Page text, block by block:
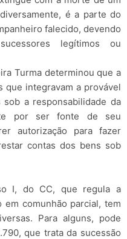
é a parte do
falecido, devendo
legítimos ou
Turma determinou que a
que integravam a provável
a responsabilidade da
por ser fonte de seu
autorização para fazer
contas dos bens sob
I, do CC, que regula a
em comunhão parcial, tem
Para alguns, pode
que trata da sucessão